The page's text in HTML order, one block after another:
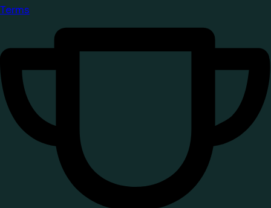
Terms